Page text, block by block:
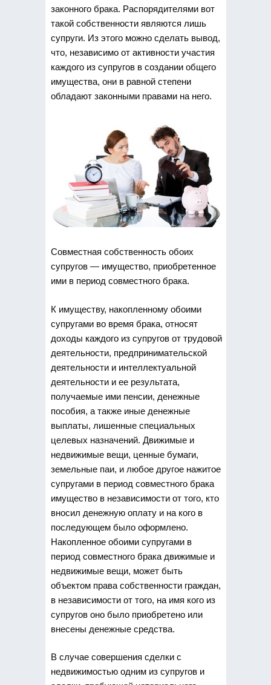
законного брака. Распорядителями вот
такой собственности являются лишь
супруги. Из этого можно сделать вывод,
что, независимо от активности участия
каждого из супругов в создании общего
имущества, они в равной степени
обладают законными правами на него.
Совместная собственность обоих
супругов — имущество, приобретенное
ими в период совместного брака.
К имуществу, накопленному обоими
супругами во время брака, относят
доходы каждого из супругов от трудовой
деятельности, предпринимательской
деятельности и интеллектуальной
деятельности и ее результата,
получаемые ими пенсии, денежные
пособия, а также иные денежные
выплаты, лишенные специальных
целевых назначений. Движимые и
недвижимые вещи, ценные бумаги,
земельные паи, и любое другое нажитое
супругами в период совместного брака
имущество в независимости от того, кто
вносил денежную оплату и на кого в
последующем было оформлено.
Накопленное обоими супругами в
период совместного брака движимые и
недвижимые вещи, может быть
объектом права собственности граждан,
в независимости от того, на имя кого из
супругов оно было приобретено или
внесены денежные средства.
В случае совершения сделки с
недвижимостью одним из супругов и